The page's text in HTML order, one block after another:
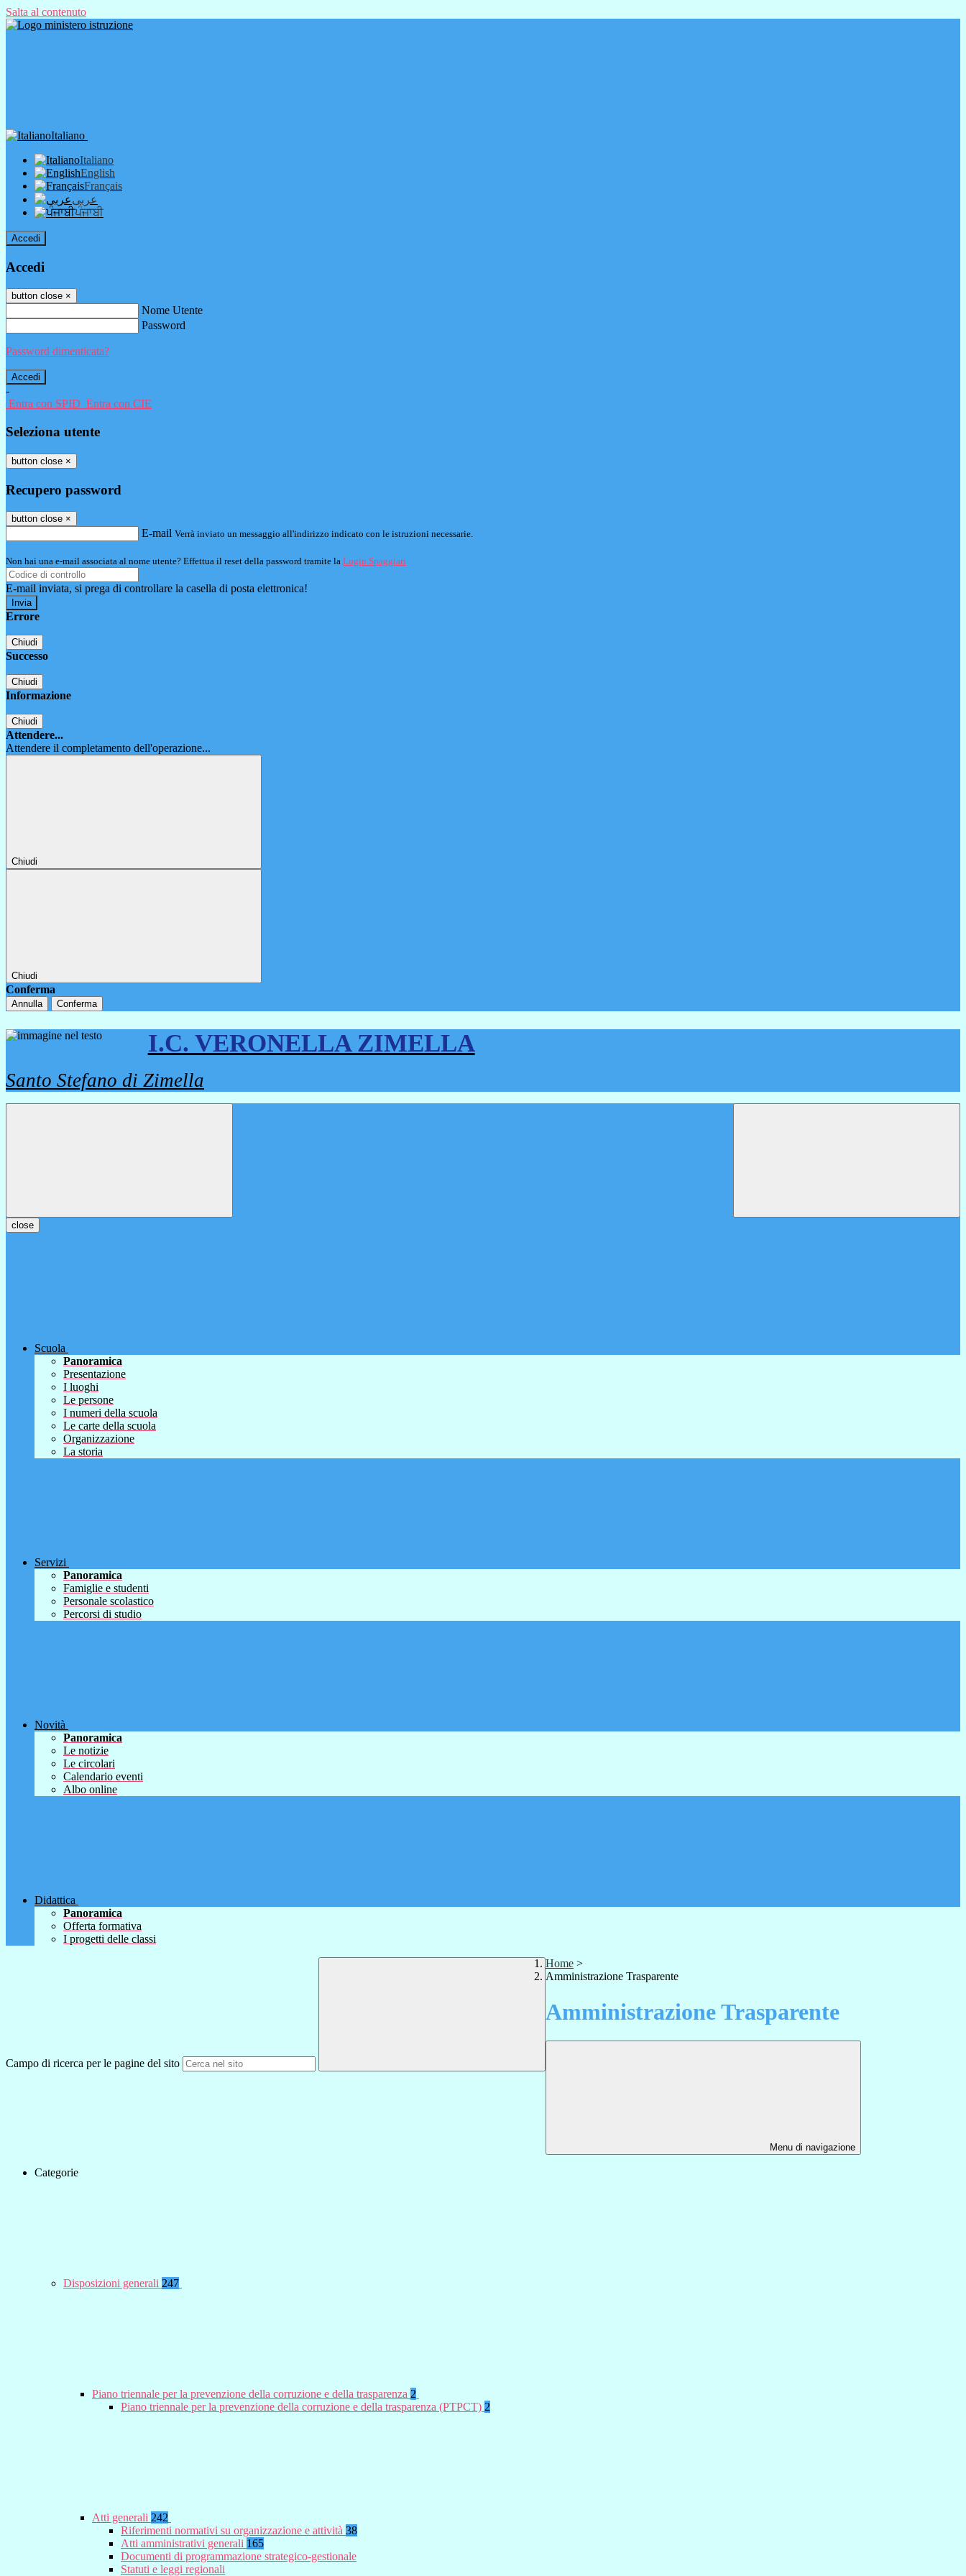
Salta al contenuto
Italiano
Italiano
English
Français
عربى
ਪੰਜਾਬੀ
Accedi
Accedi
button close ×
Nome Utente
Password
Password dimenticata?
-
Entra con SPID Entra con CIE
Seleziona utente
button close ×
Recupero password
button close ×
E-mail Verrà inviato un messaggio all'indirizzo indicato con le istruzioni necessarie.
Non hai una e-mail associata al nome utente? Effettua il reset della password tramite la Login Spaggiari
E-mail inviata, si prega di controllare la casella di posta elettronica!
Errore
Chiudi
Successo
Chiudi
Informazione
Chiudi
Attendere...
Attendere il completamento dell'operazione...
Chiudi
Chiudi
Conferma
Annulla Conferma
I.C. VERONELLA ZIMELLA
Santo Stefano di Zimella
close
Scuola
Panoramica
Presentazione
I luoghi
Le persone
I numeri della scuola
Le carte della scuola
Organizzazione
La storia
Servizi
Panoramica
Famiglie e studenti
Personale scolastico
Percorsi di studio
Novità
Panoramica
Le notizie
Le circolari
Calendario eventi
Albo online
Didattica
Panoramica
Offerta formativa
I progetti delle classi
Campo di ricerca per le pagine del sito
Home >
Amministrazione Trasparente
Amministrazione Trasparente
Menu di navigazione
Categorie
Disposizioni generali 247
Piano triennale per la prevenzione della corruzione e della trasparenza 2
Piano triennale per la prevenzione della corruzione e della trasparenza (PTPCT) 2
Atti generali 242
Riferimenti normativi su organizzazione e attività 38
Atti amministrativi generali 165
Documenti di programmazione strategico-gestionale
Statuti e leggi regionali